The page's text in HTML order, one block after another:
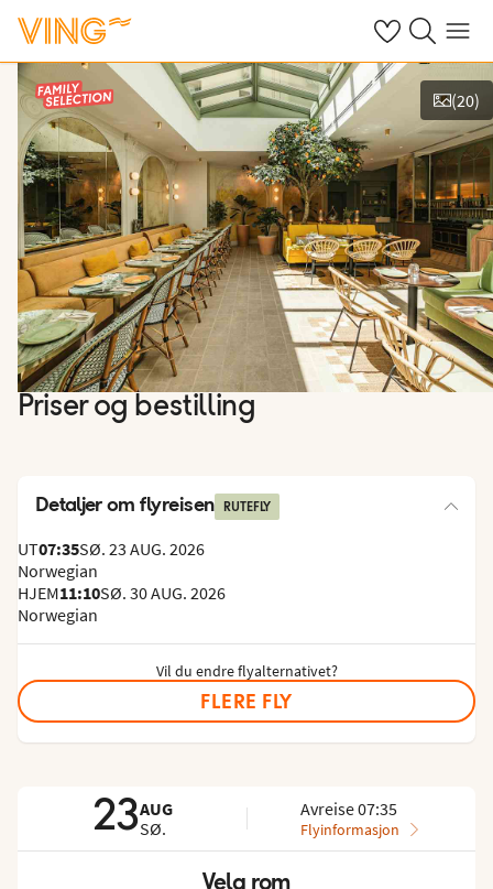
Se dine sparte
Søk påMeny
Vis bilder
(20)
Priser og bestilling
Detaljer om flyreisen RUTEFLY
UT07:35SØ. 23 AUG. 2026
Norwegian
HJEM11:10SØ. 30 AUG. 2026
Norwegian
Vil du endre flyalternativet?
FLERE FLY
23AUG
SØ.
Avreise 07:35
Flyinformasjon
Velg rom